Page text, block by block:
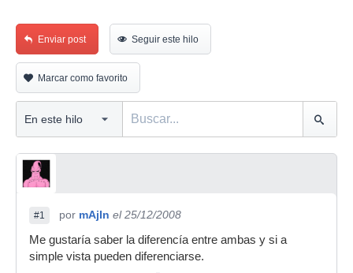
Enviar post Seguir este hilo
Marcar como favorito
#1 por mAjIn el 25/12/2008
Me gustaría saber la diferencía entre ambas y si a
simple vista pueden diferenciarse.